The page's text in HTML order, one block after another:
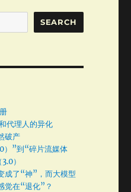
SEARCH
代理人的异化
破产
）”到“碎片流媒体
）
成了“神”，而大模型
觉在“退化”？